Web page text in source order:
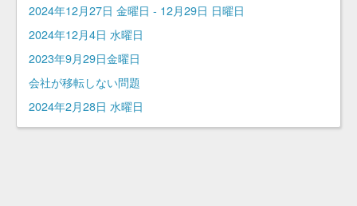
2024年12月27日 金曜日 - 12月29日 日曜日
2024年12月4日 水曜日
2023年9月29日金曜日
会社が移転しない問題
2024年2月28日 水曜日